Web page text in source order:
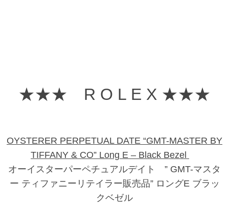
★★★ R O L E X ★★★
OYSTERER PERPETUAL DATE “GMT-MASTER BY
TIFFANY & CO” Long E – Black Bezel
オーイスターパーペチュアルデイト ” GMT-マスタ
ー ティファニーリテイラー販売品” ロングE ブラッ
クベゼル